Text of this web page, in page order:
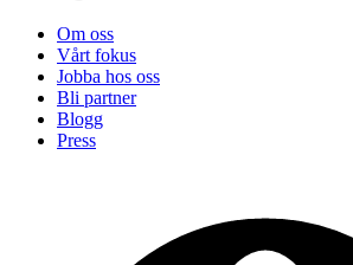
Om oss
Vårt fokus
Jobba hos oss
Bli partner
Blogg
Press